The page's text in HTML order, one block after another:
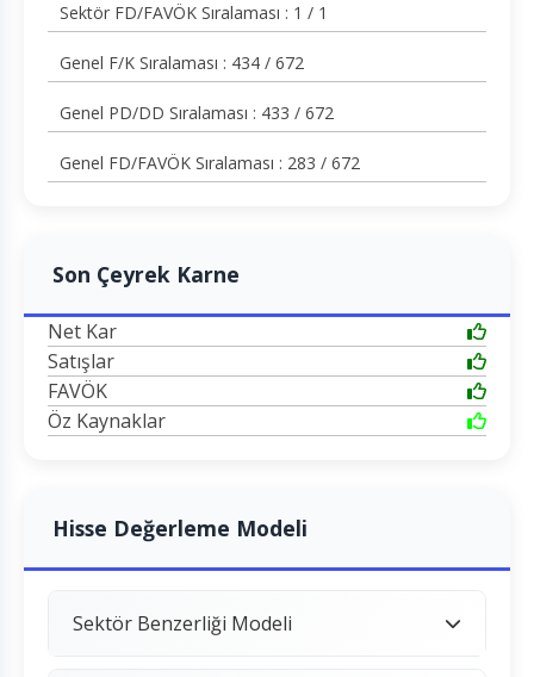
Sektör FD/FAVÖK Sıralaması : 1 / 1
Genel F/K Sıralaması : 434 / 672
Genel PD/DD Sıralaması : 433 / 672
Genel FD/FAVÖK Sıralaması : 283 / 672
Son Çeyrek Karne
Net Kar
Satışlar
FAVÖK
Öz Kaynaklar
Hisse Değerleme Modeli
Sektör Benzerliği Modeli